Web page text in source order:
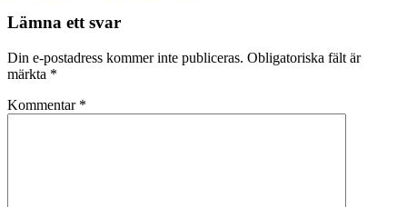
Lämna ett svar
Din e-postadress kommer inte publiceras. Obligatoriska fält är
märkta *
Kommentar *